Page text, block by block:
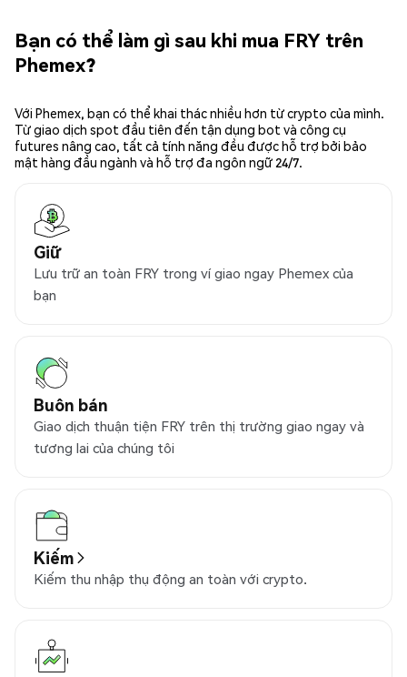
Bạn có thể làm gì sau khi mua FRY trên
Phemex?
Với Phemex, bạn có thể khai thác nhiều hơn từ crypto của mình.
Từ giao dịch spot đầu tiên đến tận dụng bot và công cụ
futures nâng cao, tất cả tính năng đều được hỗ trợ bởi bảo
mật hàng đầu ngành và hỗ trợ đa ngôn ngữ 24/7.
Giữ
Lưu trữ an toàn FRY trong ví giao ngay Phemex của
bạn
Buôn bán
Giao dịch thuận tiện FRY trên thị trường giao ngay và
tương lai của chúng tôi
Kiếm
Kiếm thu nhập thụ động an toàn với crypto.